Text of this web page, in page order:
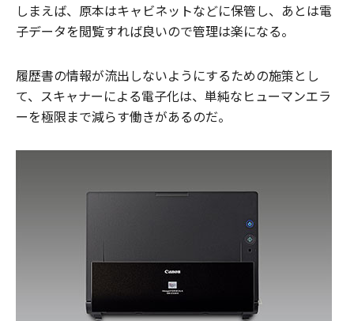
しまえば、原本はキャビネットなどに保管し、あとは電
子データを閲覧すれば良いので管理は楽になる。
履歴書の情報が流出しないようにするための施策とし
て、スキャナーによる電子化は、単純なヒューマンエラ
ーを極限まで減らす働きがあるのだ。